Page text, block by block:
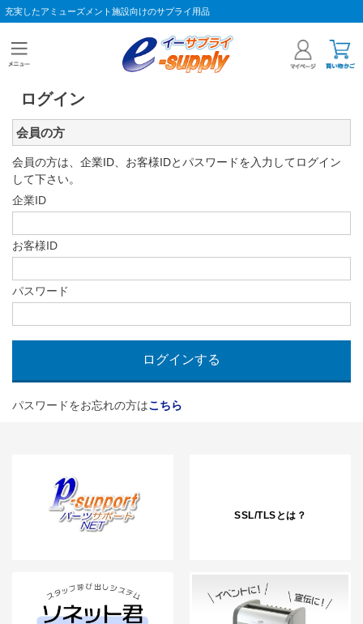
充実したアミューズメント施設向けのサプライ用品
ログイン
会員の方
会員の方は、企業ID、お客様IDとパスワードを入力してログイン
して下さい。
企業ID
お客様ID
パスワード
パスワードをお忘れの方はこちら
SSL/TLSとは？